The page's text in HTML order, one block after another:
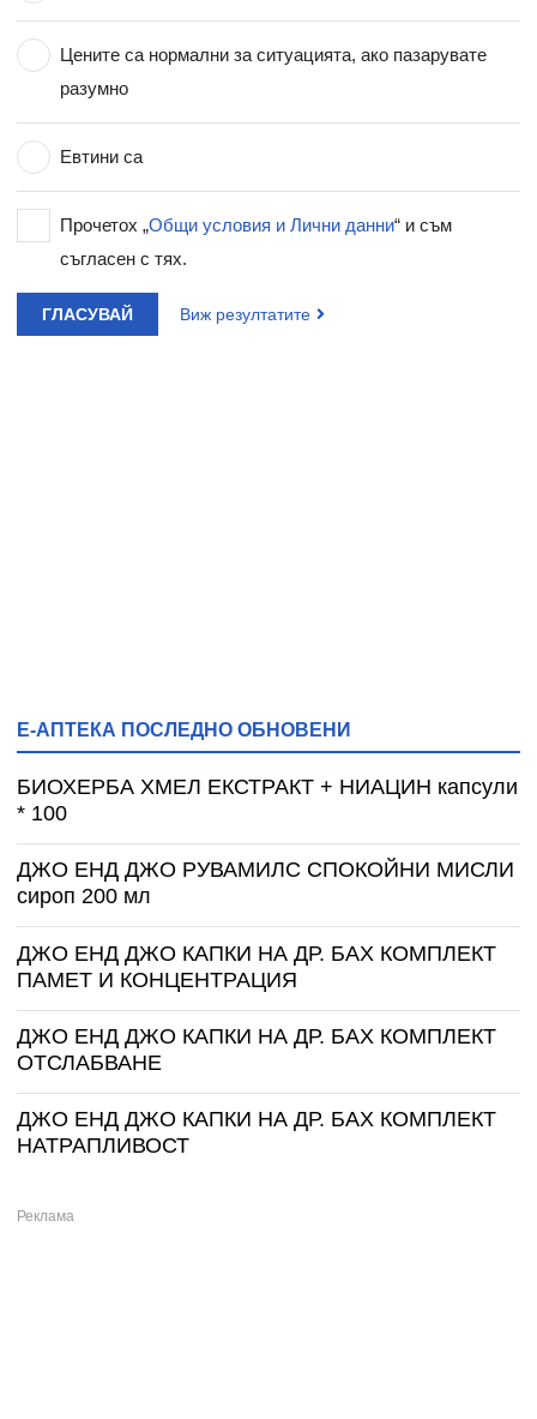
Цените са нормални за ситуацията, ако пазарувате
разумно
Евтини са
Прочетох „Общи условия и Лични данни“ и съм
съгласен с тях.
ГЛАСУВАЙ Виж резултатите
Е-АПТЕКА ПОСЛЕДНО ОБНОВЕНИ
БИОХЕРБА ХМЕЛ ЕКСТРАКТ + НИАЦИН капсули
* 100
ДЖО ЕНД ДЖО РУВАМИЛС СПОКОЙНИ МИСЛИ
сироп 200 мл
ДЖО ЕНД ДЖО КАПКИ НА ДР. БАХ КОМПЛЕКТ
ПАМЕТ И КОНЦЕНТРАЦИЯ
ДЖО ЕНД ДЖО КАПКИ НА ДР. БАХ КОМПЛЕКТ
ОТСЛАБВАНЕ
ДЖО ЕНД ДЖО КАПКИ НА ДР. БАХ КОМПЛЕКТ
НАТРАПЛИВОСТ